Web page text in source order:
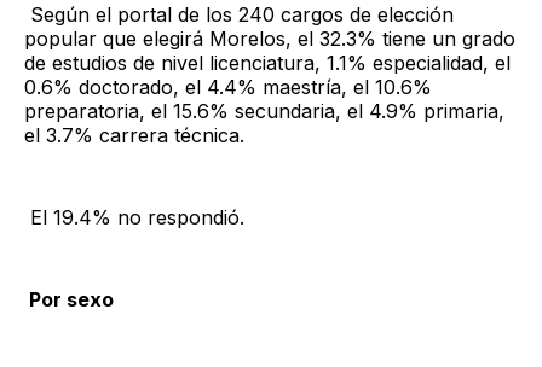
Según el portal de los 240 cargos de elección
popular que elegirá Morelos, el 32.3% tiene un grado
de estudios de nivel licenciatura, 1.1% especialidad, el
0.6% doctorado, el 4.4% maestría, el 10.6%
preparatoria, el 15.6% secundaria, el 4.9% primaria,
el 3.7% carrera técnica.
El 19.4% no respondió.
Por sexo